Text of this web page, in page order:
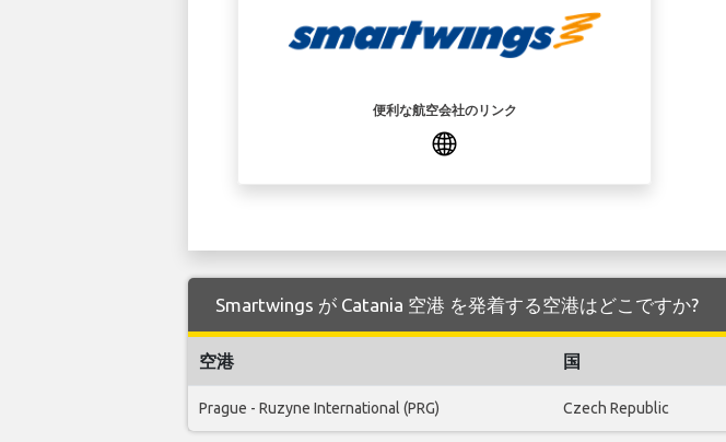
便利な航空会社のリンク
Smartwings が Catania 空港 を発着する空港はどこですか?
空港 国
Prague - Ruzyne International (PRG) Czech Republic